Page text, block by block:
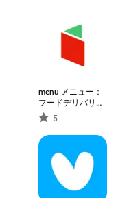
menu メニュー：
フードデリバリー
＆テイクアウト
5